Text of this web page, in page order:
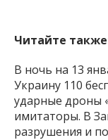
Читайте
В ночь на 13
Украину 110
ударные дроны
имитаторы. В
разрушения и